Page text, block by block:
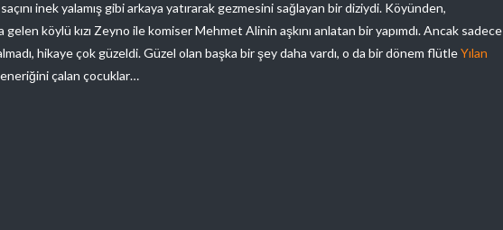
inek yalamış gibi arkaya yatırarak gezmesini sağlayan bir diziydi. Köyünden,
gelen köylü kızı Zeyno ile komiser Mehmet Alinin aşkını anlatan bir yapımdı. Ancak sadece
hikaye çok güzeldi. Güzel olan başka bir şey daha vardı, o da bir dönem flütleYılan
çalan çocuklar…